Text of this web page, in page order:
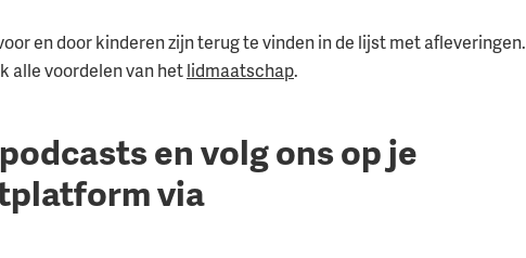
en door kinderen zijn terug te vinden in de lijst met afleveringen.
alle voordelen van hetlidmaatschap.
en volg ons op je
via